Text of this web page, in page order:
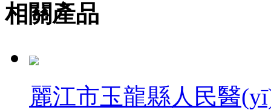
相關產品
麗江市玉龍縣人民醫